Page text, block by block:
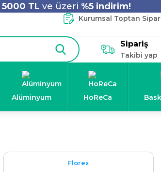
5000 TL ve üzeri %5 indirim!
Kurumsal Toptan
Sipariş
Takibi yap
Alüminyum HoReCa
Florex